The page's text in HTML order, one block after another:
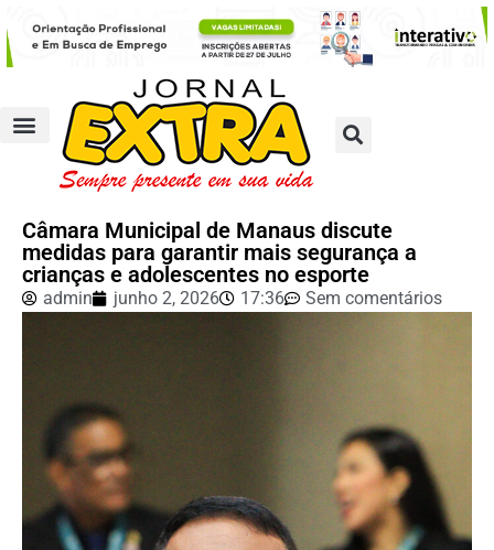
Câmara Municipal de Manaus discute
medidas para garantir mais segurança a
crianças e adolescentes no esporte
admin junho 2, 2026 17:36 Sem comentários